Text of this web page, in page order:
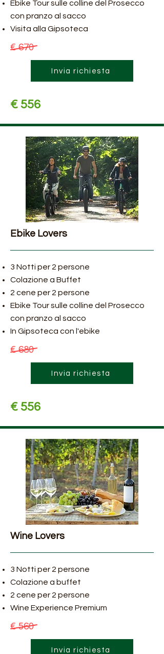
Ebike Tour sulle colline del Prosecco
con pranzo al sacco
Visita alla Gipsoteca
€ 670
Invia richiesta
€ 556
Ebike Lovers
3 Notti per 2 persone
Colazione a Buffet
2 cene per 2 persone
Ebike Tour sulle colline del Prosecco
con pranzo al sacco
In Gipsoteca con l'ebike
€ 680
Invia richiesta
€ 556
Wine Lovers
3 Notti per 2 persone
Colazione a buffet
2 cene per 2 persone
Wine Experience Premium
€ 560
Invia richiesta